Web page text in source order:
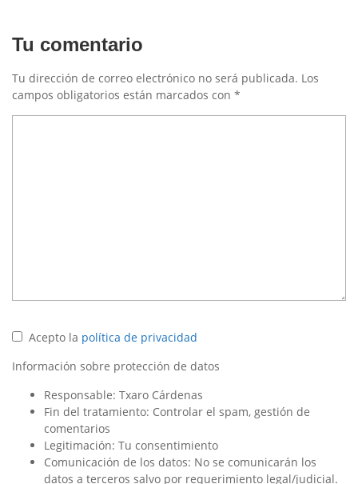
Tu comentario
Tu dirección de correo electrónico no será publicada. Los
campos obligatorios están marcados con *
Acepto la política de privacidad
Información sobre protección de datos
Responsable: Txaro Cárdenas
Fin del tratamiento: Controlar el spam, gestión de
comentarios
Legitimación: Tu consentimiento
Comunicación de los datos: No se comunicarán los
datos a terceros salvo por requerimiento legal/judicial.